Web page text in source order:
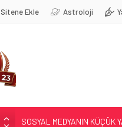
Sitene Ekle Astroloji
SOSYAL MEDYANIN KÜÇÜK